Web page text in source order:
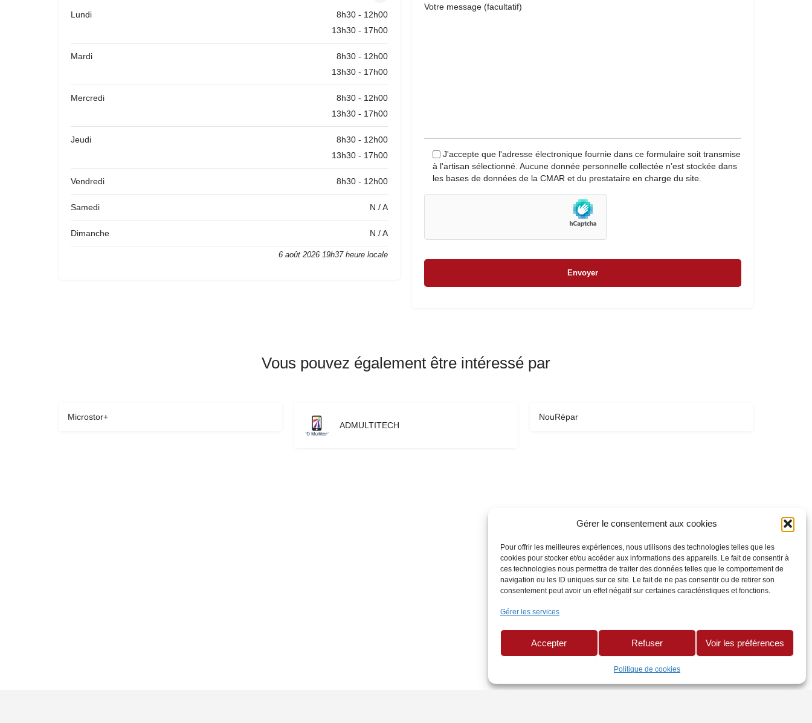
Gérer le consentement aux cookies
Pour offrir les meilleures expériences, nous utilisons des technologies telles que les
cookies pour stocker et/ou accéder aux informations des appareils. Le fait de consentir à
ces technologies nous permettra de traiter des données telles que le comportement de
navigation ou les ID uniques sur ce site. Le fait de ne pas consentir ou de retirer son
consentement peut avoir un effet négatif sur certaines caractéristiques et fonctions.
Gérer les services
Accepter Refuser Voir les préférences
Politique de cookies
Lundi
8h30 - 12h00
13h30 - 17h00
Mardi
8h30 - 12h00
13h30 - 17h00
Mercredi
8h30 - 12h00
13h30 - 17h00
Jeudi
8h30 - 12h00
13h30 - 17h00
Vendredi 8h30 - 12h00
Samedi N / A
Dimanche N / A
6 août 2026 19h37 heure locale
Votre message (facultatif)
J'accepte que l'adresse électronique fournie dans ce formulaire soit transmise
à l'artisan sélectionné. Aucune donnée personnelle collectée n’est stockée dans
les bases de données de la CMAR et du prestataire en charge du site.
Vous pouvez également être intéressé par
Microstor+
ADMULTITECH
NouRépar